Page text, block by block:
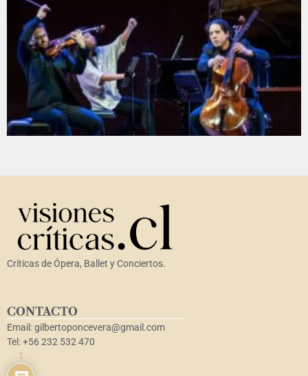
Críticas de Ópera, Ballet y Conciertos.
CONTACTO
Email: gilbertoponcevera@gmail.com
Tel: +56 232 532 470
1